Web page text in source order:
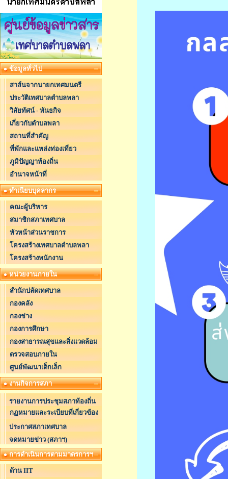
ข้อมูลทั่วไป
สาส์นจากนายกเทศมนตรี
ประวัติเทศบาลตำบลพลา
วิสัยทัศน์ - พันธกิจ
เกี่ยวกับตำบลพลา
สถานที่สำคัญ
ที่พักและแหล่งท่องเที่ยว
ภูมิปัญญาท้องถิ่น
อำนาจหน้าที่
ทำเนียบบุคลากร
คณะผู้บริหาร
สมาชิกสภาเทศบาล
หัวหน้าส่วนราชการ
โครงสร้างเทศบาลตำบลพลา
โครงสร้างพนักงาน
หน่วยงานภายใน
สำนักปลัดเทศบาล
กองคลัง
กองช่าง
กองการศึกษา
กองสาธารณสุขและสิ่งแวดล้อม
ตรวจสอบภายใน
ศูนย์พัฒนาเด็กเล็ก
งานกิจการสภา
รายงานการประชุมสภาท้องถิ่น
กฏหมายและระเบียบที่เกี่ยวข้อง
ประกาศสภาเทศบาล
จดหมายข่าว (สภาฯ)
การดำเนินการตามมาตรการฯ
ด้าน IIT